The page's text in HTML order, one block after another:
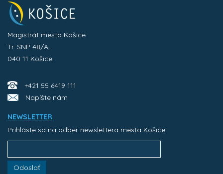
Magistrát mesta Košice
Tr. SNP 48/A,
040 11 Košice
+421 55 6419 111
Napíšte nám
NEWSLETTER
Prihláste sa na odber newslettera mesta Košice:
Odoslať